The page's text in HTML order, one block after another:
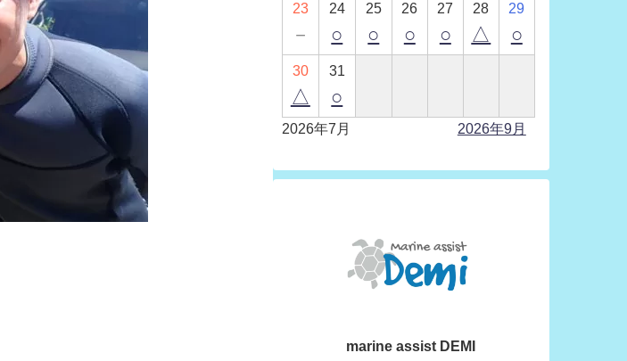
23
－
24
○
25
○
26
○
27
○
28
△
29
○
30
△
31
○
2026年7月 2026年9月
marine assist DEMI